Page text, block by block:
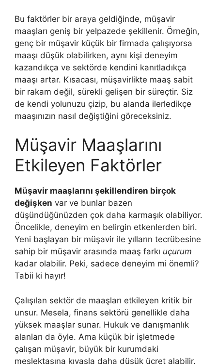
Bu faktörler bir araya geldiğinde, müşavir
maaşları geniş bir yelpazede şekillenir. Örneğin,
genç bir müşavir küçük bir firmada çalışıyorsa
maaşı düşük olabilirken, aynı kişi deneyim
kazandıkça ve sektörde kendini kanıtladıkça
maaşı artar. Kısacası, müşavirlikte maaş sabit
bir rakam değil, sürekli gelişen bir süreçtir. Siz
de kendi yolunuzu çizip, bu alanda ilerledikçe
maaşınızın nasıl değiştiğini göreceksiniz.
Müşavir Maaşlarını
Etkileyen Faktörler
Müşavir maaşlarını şekillendiren birçok
değişken var ve bunlar bazen
düşündüğünüzden çok daha karmaşık olabiliyor.
Öncelikle, deneyim en belirgin etkenlerden biri.
Yeni başlayan bir müşavir ile yılların tecrübesine
sahip bir müşavir arasında maaş farkı uçurum
kadar olabilir. Peki, sadece deneyim mi önemli?
Tabii ki hayır!
Çalışılan sektör de maaşları etkileyen kritik bir
unsur. Mesela, finans sektörü genellikle daha
yüksek maaşlar sunar. Hukuk ve danışmanlık
alanları da öyle. Ama küçük bir işletmede
çalışan müşavir, büyük bir kurumdaki
meslektaşına kıyasla daha düşük ücret alabilir.